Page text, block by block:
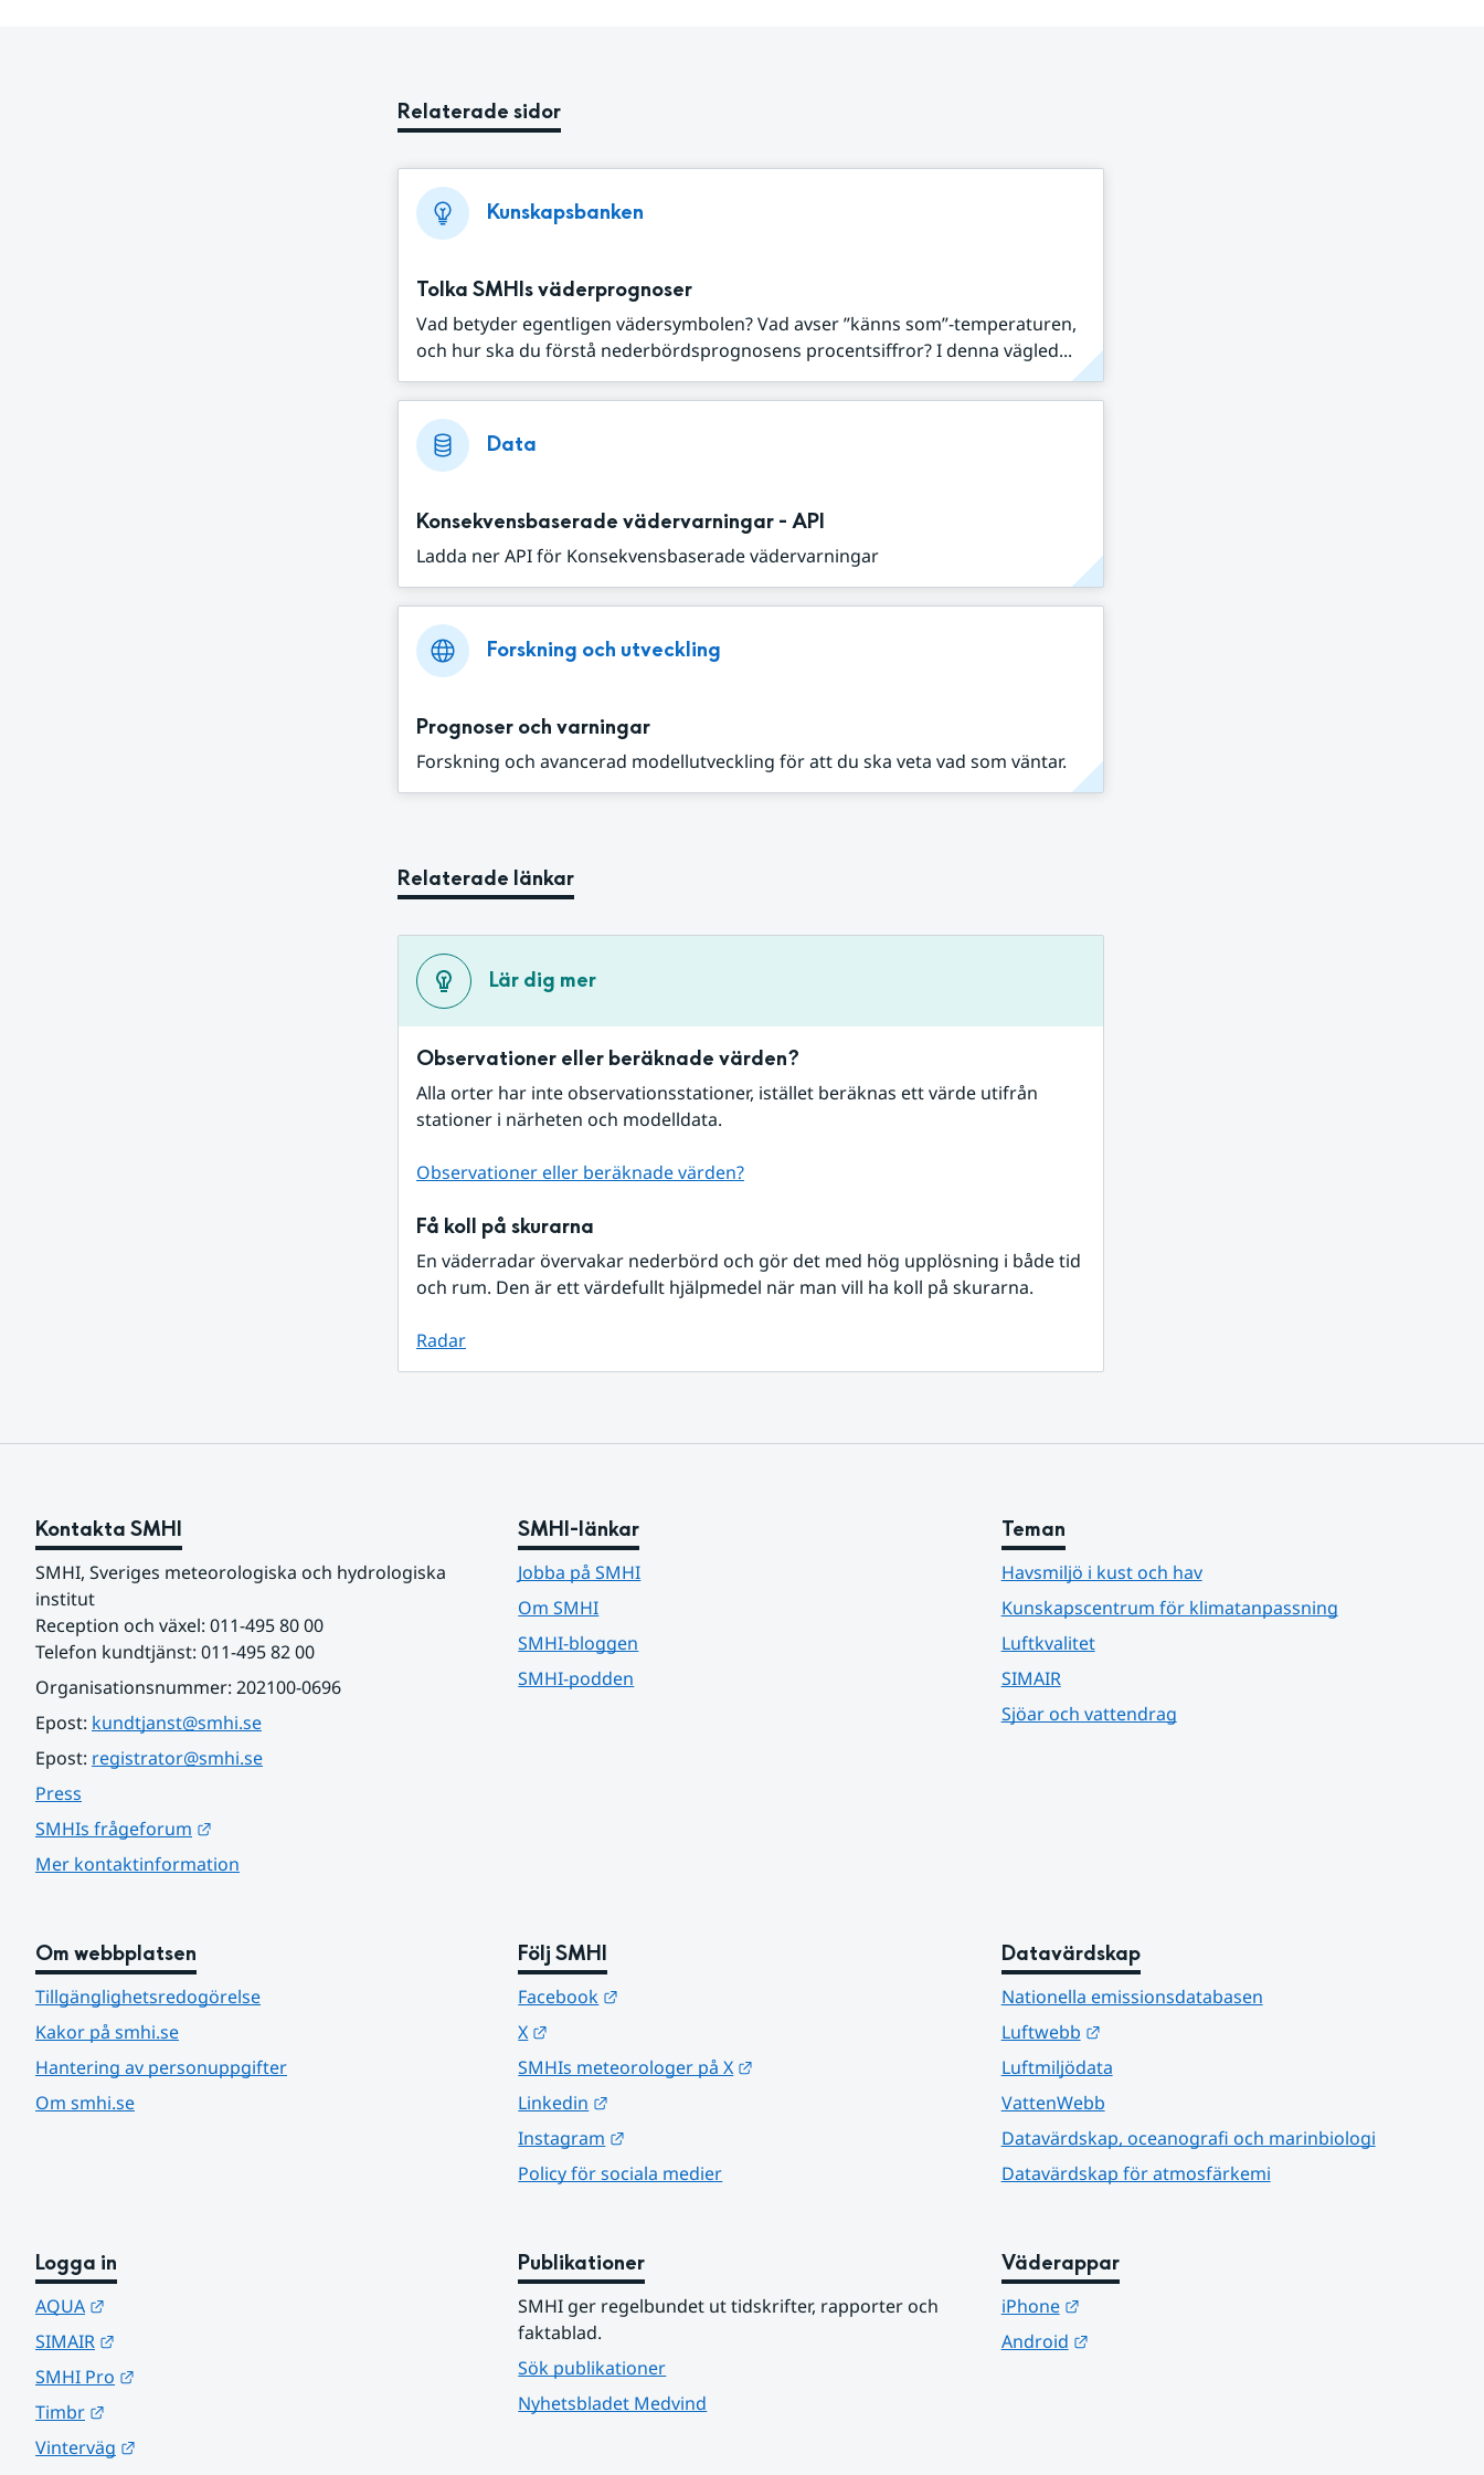
Relaterade sidor
Kunskapsbanken
Tolka SMHIs väderprognoser
Vad betyder egentligen vädersymbolen? Vad avser ”känns som”-temperaturen,
och hur ska du förstå nederbördsprognosens procentsiffror? I denna vägled...
Data
Konsekvensbaserade vädervarningar - API
Ladda ner API för Konsekvensbaserade vädervarningar
Forskning och utveckling
Prognoser och varningar
Forskning och avancerad modellutveckling för att du ska veta vad som väntar.
Relaterade länkar
Lär dig mer
Observationer eller beräknade värden?
Alla orter har inte observationsstationer, istället beräknas ett värde utifrån
stationer i närheten och modelldata.
Observationer eller beräknade värden?
Få koll på skurarna
En väderradar övervakar nederbörd och gör det med hög upplösning i både tid
och rum. Den är ett värdefullt hjälpmedel när man vill ha koll på skurarna.
Radar
Kontakta SMHI
SMHI, Sveriges meteorologiska och hydrologiska
institut
Reception och växel: 011-495 80 00
Telefon kundtjänst: 011-495 82 00
Organisationsnummer: 202100-0696
Epost: kundtjanst@smhi.se
Epost: registrator@smhi.se
Press
SMHIs frågeforum
Mer kontaktinformation
SMHI-länkar
Jobba på SMHI
Om SMHI
SMHI-bloggen
SMHI-podden
Teman
Havsmiljö i kust och hav
Kunskapscentrum för klimatanpassning
Luftkvalitet
SIMAIR
Sjöar och vattendrag
Om webbplatsen
Tillgänglighetsredogörelse
Kakor på smhi.se
Hantering av personuppgifter
Om smhi.se
Följ SMHI
Facebook
X
SMHIs meteorologer på X
Linkedin
Instagram
Policy för sociala medier
Datavärdskap
Nationella emissionsdatabasen
Luftwebb
Länk till annan webbplats.
Luftmiljödata
VattenWebb
Datavärdskap, oceanografi och marinbiologi
Datavärdskap för atmosfärkemi
Logga in
AQUA
SIMAIR
SMHI Pro
Timbr
Vinterväg
Publikationer
SMHI ger regelbundet ut tidskrifter, rapporter och
faktablad.
Sök publikationer
Nyhetsbladet Medvind
Väderappar
iPhone
Länk till annan webbplats.
Android
Länk till annan webbplats.